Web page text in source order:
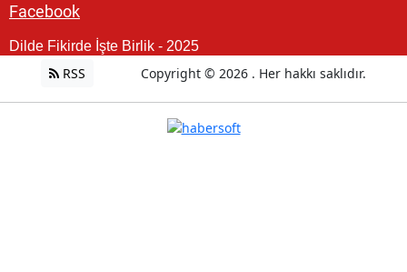
Facebook
Dilde Fikirde İşte Birlik - 2025
RSS Copyright © 2026 . Her hakkı saklıdır.